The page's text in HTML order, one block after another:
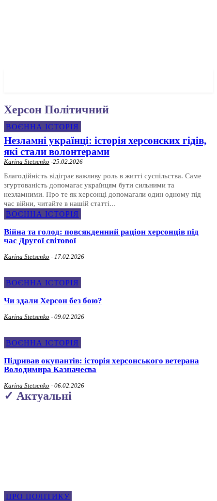
Херсон Політичний
ВОЄННА ІСТОРІЯ
Незламні українці: історія херсонских гідів,
які стали волонтерами
Karina Stetsenko -25.02.2026
Благодійність відіграє важливу роль в житті суспільства. Саме
згуртованість допомагає українцям бути сильними та
незламними. Про те як херсонці допомагали один одному під
час війни, читайте в нашій статті...
ВОЄННА ІСТОРІЯ
Війна та голод: повсякденний раціон херсонців під
час Другої світової
Karina Stetsenko - 17.02.2026
ВОЄННА ІСТОРІЯ
Чи здали Херсон без бою?
Karina Stetsenko - 09.02.2026
ВОЄННА ІСТОРІЯ
Підривав окупантів: історія херсонського ветерана
Володимира Казначеєва
Karina Stetsenko - 06.02.2026
✓ Актуальні
ПРО ПОЛІТИКУ